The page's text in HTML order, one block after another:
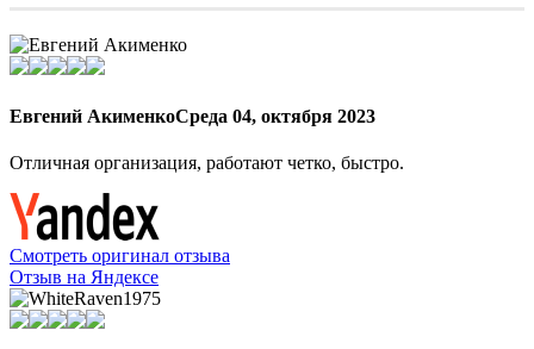
Евгений АкименкоСреда 04, октября 2023
Отличная организация, работают четко, быстро.
Смотреть оригинал отзыва
Отзыв на Яндексе